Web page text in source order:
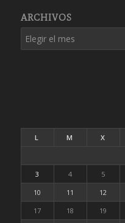
ARCHIVOS
L M X
3
4 5
10
11 12
17
18 19